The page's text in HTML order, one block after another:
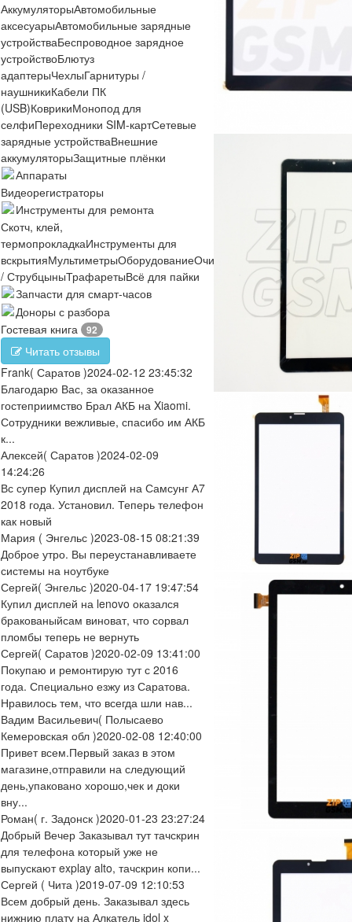
АккумуляторыАвтомобильные
аксесуарыАвтомобильные зарядные
устройстваБеспроводное зарядное
устройствоБлютуз
адаптерыЧехлыГарнитуры /
наушникиКабели ПК
(USB)КоврикиМонопод для
селфиПереходники SIM-картСетевые
зарядные устройстваВнешние
аккумуляторыЗащитные плёнки
Аппараты
Видеорегистраторы
Инструменты для ремонта
Скотч, клей,
термопрокладкаИнструменты для
вскрытияМультиметрыОборудованиеОчистителиОтверткиПинцеты
/ СтрубцыныТрафаретыВсё для пайки
Запчасти для смарт-часов
Доноры с разбора
Гостевая книга
92
Читать отзывы
Frank( Саратов )2024-02-12 23:45:32
Благодарю Вас, за оказанное
гостеприимство Брал АКБ на Xiaomi.
Сотрудники вежливые, спасибо им АКБ
к...
Алексей( Саратов )2024-02-09
14:24:26
Вс супер Купил дисплей на Самсунг А7
2018 года. Установил. Теперь телефон
как новый
Мария ( Энгельс )2023-08-15 08:21:39
Доброе утро. Вы переустанавливаете
системы на ноутбуке
Сергей( Энгельс )2020-04-17 19:47:54
Купил дисплей на lenovo оказался
бракованыйсам виноват, что сорвал
пломбы теперь не вернуть
Сергей( Саратов )2020-02-09 13:41:00
Покупаю и ремонтирую тут с 2016
года. Специально езжу из Саратова.
Нравилось тем, что всегда шли нав...
Вадим Васильевич( Полысаево
Кемеровская обл )2020-02-08 12:40:00
Привет всем.Первый заказ в этом
магазине,отправили на следующий
день,упаковано хорошо,чек и доки
вну...
Роман( г. Задонск )2020-01-23 23:27:24
Добрый Вечер Заказывал тут тачскрин
для телефона который уже не
выпускают explay alto, тачскрин копи...
Сергей ( Чита )2019-07-09 12:10:53
Всем добрый день. Заказывал здесь
нижнию плату на Алкатель idol x